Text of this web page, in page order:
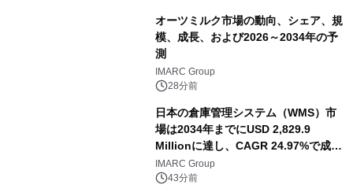
オーツミルク市場の動向、シェア、規
模、成長、および2026～2034年の予
測
IMARC Group
28分前
日本の倉庫管理システム（WMS）市
場は2034年までにUSD 2,829.9
Millionに達し、CAGR 24.97%で成長
すると予測
IMARC Group
43分前